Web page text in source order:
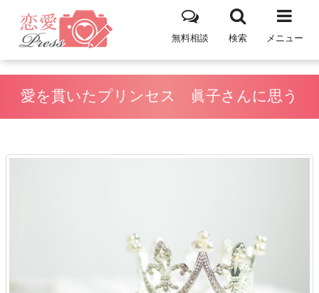
メニュー
検索
無料相談
愛を貫いたプリンセス 眞子さんに思う